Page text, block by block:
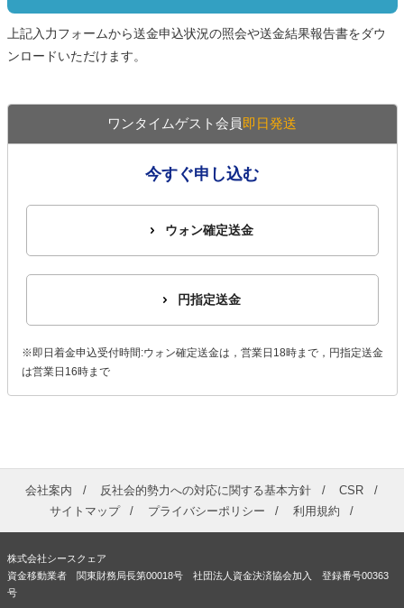
上記入力フォームから送金申込状況の照会や送金結果報告書をダウ
ンロードいただけます。
ワンタイムゲスト会員即日発送
今すぐ申し込む
ウォン確定送金
円指定送金
※即日着金申込受付時間:ウォン確定送金は，営業日18時まで，円指定送金
は営業日16時まで
会社案内 反社会的勢力への対応に関する基本方針
CSR
サイトマップ
プライバシーポリシー 利用規約
株式会社シースクェア
資金移動業者 関東財務局長第00018号 社団法人資金決済協会加入 登録番号00363
号